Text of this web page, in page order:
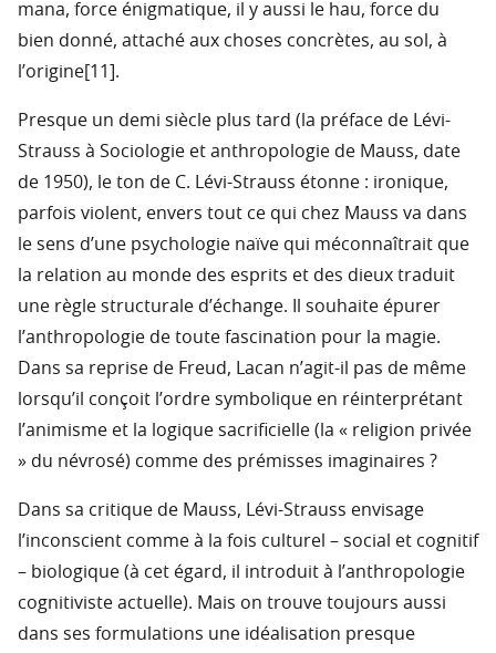
mana, force énigmatique, il y aussi le hau, force du
bien donné, attaché aux choses concrètes, au sol, à
l’origine[11].
Presque un demi siècle plus tard (la préface de Lévi-
Strauss à Sociologie et anthropologie de Mauss, date
de 1950), le ton de C. Lévi-Strauss étonne : ironique,
parfois violent, envers tout ce qui chez Mauss va dans
le sens d’une psychologie naïve qui méconnaîtrait que
la relation au monde des esprits et des dieux traduit
une règle structurale d’échange. Il souhaite épurer
l’anthropologie de toute fascination pour la magie.
Dans sa reprise de Freud, Lacan n’agit-il pas de même
lorsqu’il conçoit l’ordre symbolique en réinterprétant
l’animisme et la logique sacrificielle (la « religion privée
» du névrosé) comme des prémisses imaginaires ?
Dans sa critique de Mauss, Lévi-Strauss envisage
l’inconscient comme à la fois culturel – social et cognitif
– biologique (à cet égard, il introduit à l’anthropologie
cognitiviste actuelle). Mais on trouve toujours aussi
dans ses formulations une idéalisation presque